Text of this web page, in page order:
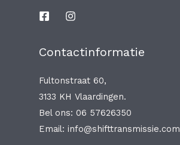
Contactinformatie
Fultonstraat 60,
3133 KH Vlaardingen.
Bel ons: 06 57626350
Email: info@shifttransmissie.com